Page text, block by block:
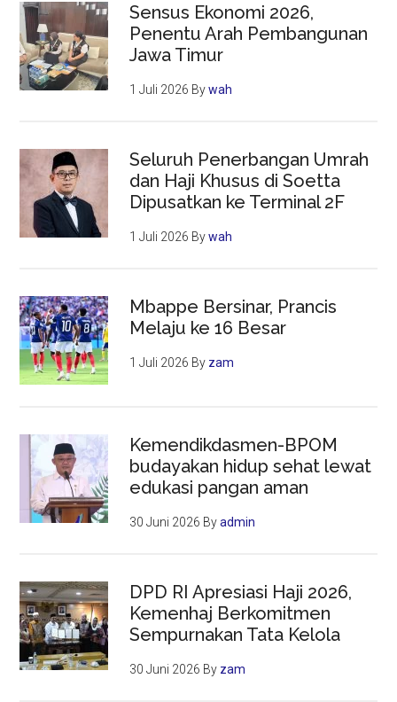
Sensus Ekonomi 2026,
Penentu Arah Pembangunan
Jawa Timur
1 Juli 2026 Bywah
Seluruh Penerbangan Umrah
dan Haji Khusus di Soetta
Dipusatkan ke Terminal 2F
1 Juli 2026 Bywah
Mbappe Bersinar, Prancis
Melaju ke 16 Besar
1 Juli 2026 By zam
Kemendikdasmen-BPOM
budayakan hidup sehat lewat
edukasi pangan aman
30 Juni 2026 Byadmin
DPD RI Apresiasi Haji 2026,
Kemenhaj Berkomitmen
Sempurnakan Tata Kelola
30 Juni 2026 By zam